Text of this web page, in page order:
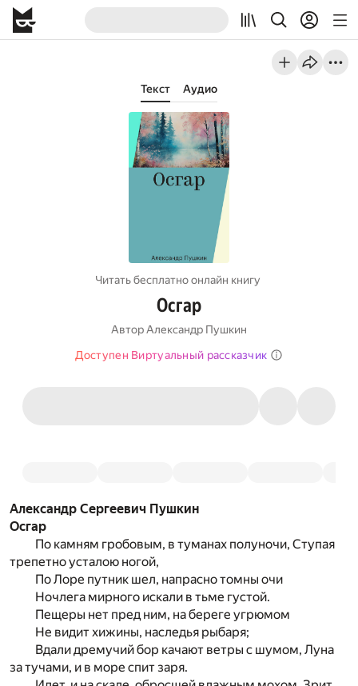
Текст Аудио
Читать бесплатно онлайн книгу
Осгар
АвторАлександр Пушкин
Доступен Виртуальный рассказчик
Александр Сергеевич Пушкин
Осгар
По камням гробовым, в туманах полуночи, Ступая
трепетно усталою ногой,
По Лоре путник шел, напрасно томны очи
Ночлега мирного искали в тьме густой.
Пещеры нет пред ним, на береге угрюмом
Не видит хижины, наследья рыбаря;
Вдали дремучий бор качают ветры с шумом, Луна
за тучами, и в море спит заря.